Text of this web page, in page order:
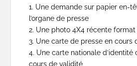
1. Une demande sur papier en-
l’organe de presse
2. Une photo 4X4 récente
3. Une carte de presse en cours
4. Une carte nationale d’identité
cours de validité